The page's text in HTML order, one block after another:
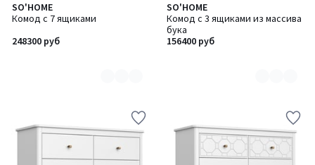
SO'HOME
Комод с 7 ящиками
248300 руб
Количество
цветов:
6
SO'HOME
Комод с 3 ящиками из массива
бука
156400 руб
Количество
цветов:
2